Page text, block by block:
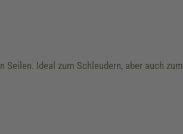
Ideal zum Schleudern, aber auch zum